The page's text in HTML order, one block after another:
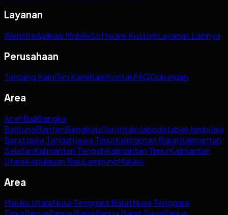
Layanan
WebsiteAplikasi MobileSoftware KustomLayanan Lainnya
Perusahaan
Tentang KamiTim KamiKarirKontakFAQDukungan
Area
AcehBaliBangka
BelitungBantenBengkuluGorontaloJabodetabekJambi
BaratJawa TengahJawa TimurKalimantan BaratKalimantan
SelatanKalimantan TengahKalimantan TimurKalimantan
UtaraKepulauan RiauLampungMaluku
Area
Maluku UtaraNusa Tenggara BaratNusa Tenggara